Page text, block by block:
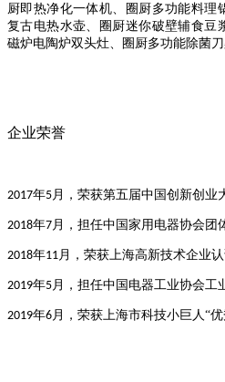
厨即热净化一体机、圈厨多功能料理
复古电热水壶、圈厨迷你破壁辅食豆
磁炉电陶炉双头灶、圈厨多功能除菌刀
企业荣誉
2017年5 月，荣获第五届中国创新创业
2018年7 月，担任中国家用电器协会团
2018年11 月，荣获上海高新技术企业认
2019年5 月，担任中国电器工业协会工
2019年6 月，荣获上海市科技小巨人“